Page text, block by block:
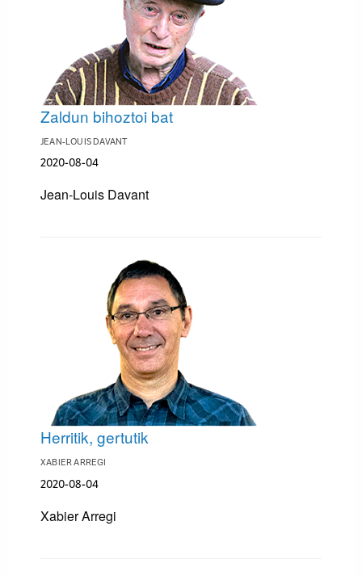
Zaldun bihoztoi bat
JEAN-LOUIS DAVANT
2020-08-04
Jean-Louis Davant
Herritik, gertutik
XABIER ARREGI
2020-08-04
Xabier Arregi